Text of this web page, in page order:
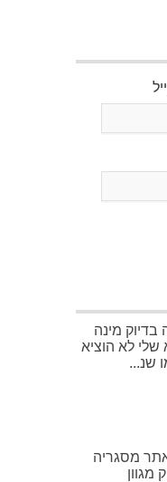
מינה
שלי לא הוציא
שנ...
מסגריה
מגוון